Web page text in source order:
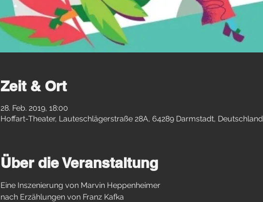
Zeit & Ort
28. Feb. 2019, 18:00
Hoffart-Theater, Lauteschlägerstraße 28A, 64289 Darmstadt, Deutschland
Über die Veranstaltung
Eine Inszenierung von Marvin Heppenheimer
nach Erzählungen von Franz Kafka